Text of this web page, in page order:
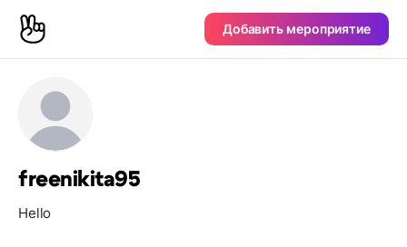
Добавить мероприятие
freenikita95
Hello